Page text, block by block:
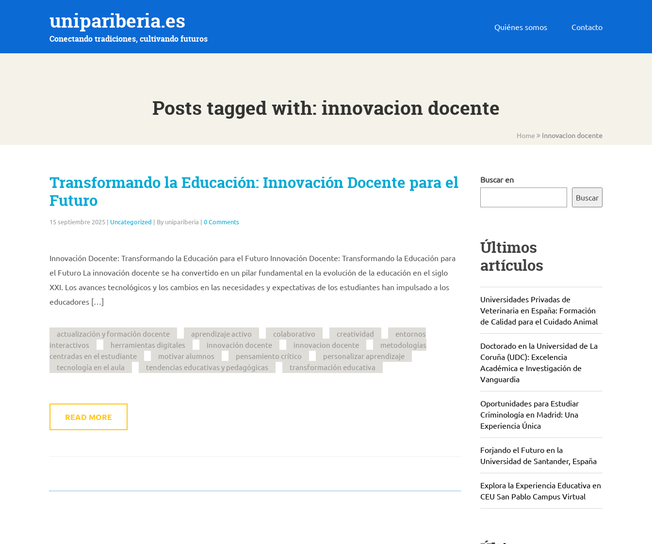
unipariberia.es
Conectando tradiciones, cultivando futuros
Quiénes somos Contacto
Posts tagged with: innovacion docente
Home innovacion docente
Transformando la Educación: Innovación Docente para el
Futuro
15 septiembre 2025 | Uncategorized | By unipariberia | 0 Comments
Innovación Docente: Transformando la Educación para el Futuro Innovación Docente: Transformando la Educación para
el Futuro La innovación docente se ha convertido en un pilar fundamental en la evolución de la educación en el siglo
XXI. Los avances tecnológicos y los cambios en las necesidades y expectativas de los estudiantes han impulsado a los
educadores […]
actualización y formación docente aprendizaje activo colaborativo creatividad
entornos
interactivos
herramientas digitales innovación docente innovacion docente
metodologías
centradas en el estudiante
motivar alumnos pensamiento crítico
personalizar aprendizaje
tecnología en el aula
tendencias educativas y pedagógicas transformación educativa
READ MORE
Buscar en
Buscar
Últimos
artículos
Universidades Privadas de
Veterinaria en España: Formación
de Calidad para el Cuidado Animal
Doctorado en la Universidad de La
Coruña (UDC): Excelencia
Académica e Investigación de
Vanguardia
Oportunidades para Estudiar
Criminología en Madrid: Una
Experiencia Única
Forjando el Futuro en la
Universidad de Santander, España
Explora la Experiencia Educativa en
CEU San Pablo Campus Virtual